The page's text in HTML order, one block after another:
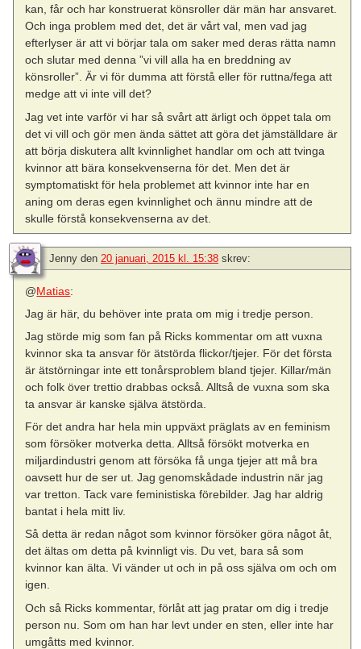
kan, får och har konstruerat könsroller där män har ansvaret.
Och inga problem med det, det är vårt val, men vad jag
efterlyser är att vi börjar tala om saker med deras rätta namn
och slutar med denna ”vi vill alla ha en breddning av
könsroller”. Är vi för dumma att förstå eller för ruttna/fega att
medge att vi inte vill det?
Jag vet inte varför vi har så svårt att ärligt och öppet tala om
det vi vill och gör men ända sättet att göra det jämställdare är
att börja diskutera allt kvinnlighet handlar om och att tvinga
kvinnor att bära konsekvenserna för det. Men det är
symptomatiskt för hela problemet att kvinnor inte har en
aning om deras egen kvinnlighet och ännu mindre att de
skulle förstå konsekvenserna av det.
Jenny den 20 januari, 2015 kl. 15:38 skrev:
@Matias:
Jag är här, du behöver inte prata om mig i tredje person.
Jag störde mig som fan på Ricks kommentar om att vuxna
kvinnor ska ta ansvar för ätstörda flickor/tjejer. För det första
är ätstörningar inte ett tonårsproblem bland tjejer. Killar/män
och folk över trettio drabbas också. Alltså de vuxna som ska
ta ansvar är kanske själva ätstörda.
För det andra har hela min uppväxt präglats av en feminism
som försöker motverka detta. Alltså försökt motverka en
miljardindustri genom att försöka få unga tjejer att må bra
oavsett hur de ser ut. Jag genomskådade industrin när jag
var tretton. Tack vare feministiska förebilder. Jag har aldrig
bantat i hela mitt liv.
Så detta är redan något som kvinnor försöker göra något åt,
det ältas om detta på kvinnligt vis. Du vet, bara så som
kvinnor kan älta. Vi vänder ut och in på oss själva om och om
igen.
Och så Ricks kommentar, förlåt att jag pratar om dig i tredje
person nu. Som om han har levt under en sten, eller inte har
umgåtts med kvinnor.